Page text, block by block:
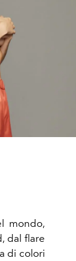
mondo,
dal flare
di colori